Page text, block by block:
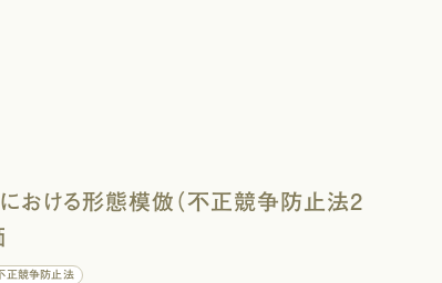
おける形態模倣（不正競争防止法2
正競争防止法